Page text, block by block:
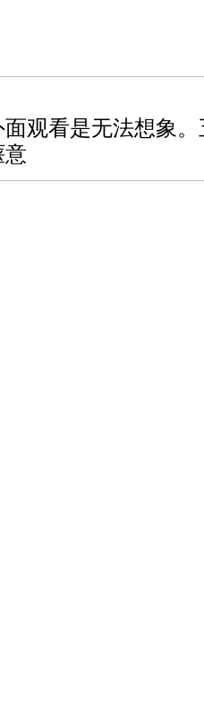
观看是无法想象
意